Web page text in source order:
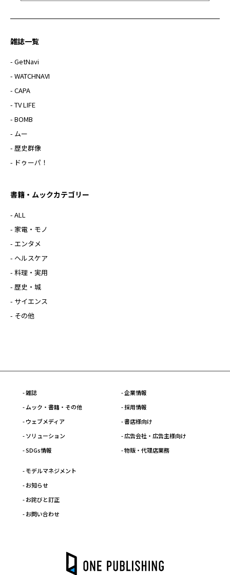
雑誌一覧
- GetNavi
- WATCHNAVI
- CAPA
- TV LIFE
- BOMB
- ムー
- 歴史群像
- ドゥーパ！
書籍・ムックカテゴリー
- ALL
- 家電・モノ
- エンタメ
- ヘルスケア
- 料理・実用
- 歴史・城
- サイエンス
- その他
- 雑誌
- ムック・書籍・その他
- ウェブメディア
- ソリューション
- SDGs情報
- 企業情報
- 採用情報
- 書店様向け
- 広告会社・広告主様向け
- 物販・代理店業務
- モデルマネジメント
- お知らせ
- お詫びと訂正
- お問い合わせ